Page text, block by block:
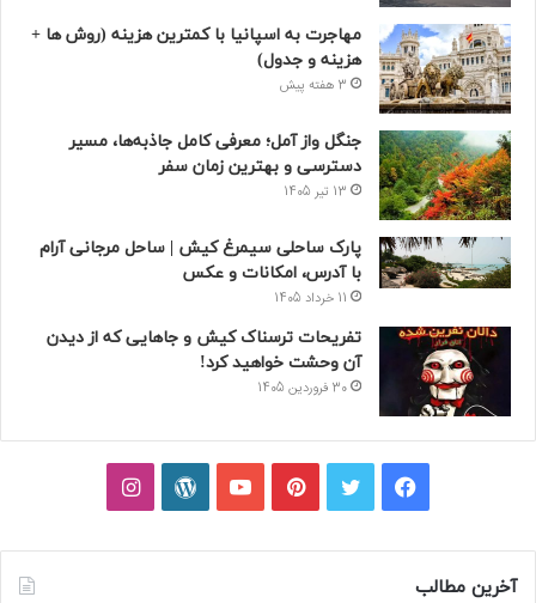
مهاجرت به اسپانیا با کمترین هزینه (روش ها +
هزینه و جدول)
3 هفته پیش
جنگل واز آمل؛ معرفی کامل جاذبه‌ها، مسیر
دسترسی و بهترین زمان سفر
13 تیر 1405
پارک ساحلی سیمرغ کیش | ساحل مرجانی آرام
با آدرس، امکانات و عکس
11 خرداد 1405
تفریحات ترسناک کیش و جاهایی که از دیدن
آن وحشت خواهید کرد!
30 فروردین 1405
فیسبوکتوییترپینتریستیوتیوبوردپرساینستاگرام
آخرین مطالب